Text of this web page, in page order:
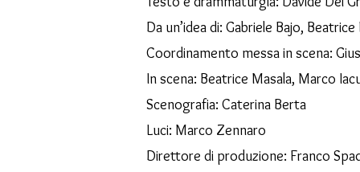
Da un’idea di: Gabriele Bajo,
Coordinamento messa in scena:
In scena: Beatrice Masala, Marco
Scenografia: Caterina Berta
Luci: Marco Zennaro
Direttore di produzione: Franco